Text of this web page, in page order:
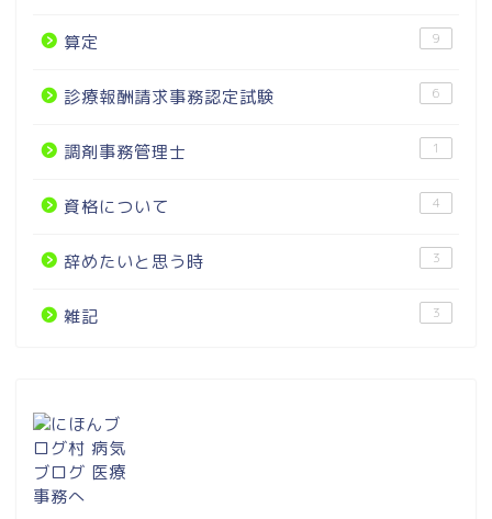
算定 9
診療報酬請求事務認定試験 6
調剤事務管理士 1
資格について 4
辞めたいと思う時 3
雑記 3